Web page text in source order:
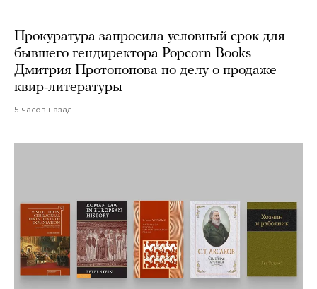
Прокуратура запросила условный срок для
бывшего гендиректора Popcorn Books
Дмитрия Протопопова по делу о продаже
квир-литературы
5 часов назад